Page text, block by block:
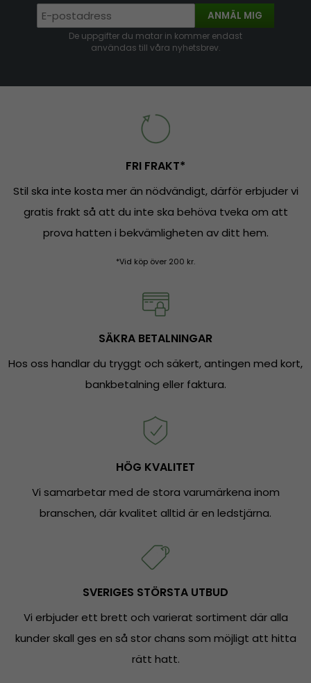
ANMÄL MIG
De uppgifter du matar in kommer endast
användas till våra nyhetsbrev.
FRI FRAKT*
Stil ska inte kosta mer än nödvändigt, därför erbjuder vi
gratis frakt så att du inte ska behöva tveka om att
prova hatten i bekvämligheten av ditt hem.
*Vid köp över 200 kr.
SÄKRA BETALNINGAR
Hos oss handlar du tryggt och säkert, antingen med kort,
bankbetalning eller faktura.
HÖG KVALITET
Vi samarbetar med de stora varumärkena inom
branschen, där kvalitet alltid är en ledstjärna.
SVERIGES STÖRSTA UTBUD
Vi erbjuder ett brett och varierat sortiment där alla
kunder skall ges en så stor chans som möjligt att hitta
rätt hatt.